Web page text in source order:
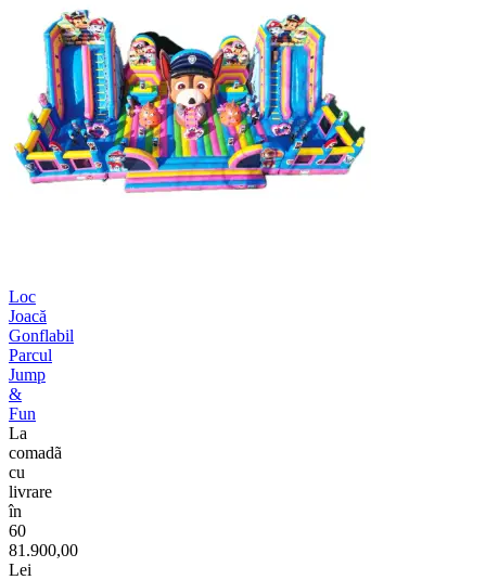
Loc
Joacă
Gonflabil
Parcul
Jump
&
Fun
La
comadã
cu
livrare
în
60
81.900,00
Lei